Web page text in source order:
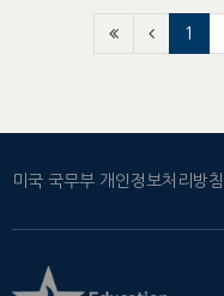
1
미국 국무부 개인정보처리방침